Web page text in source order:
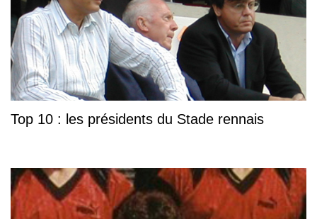
Top 10 : les présidents du Stade rennais